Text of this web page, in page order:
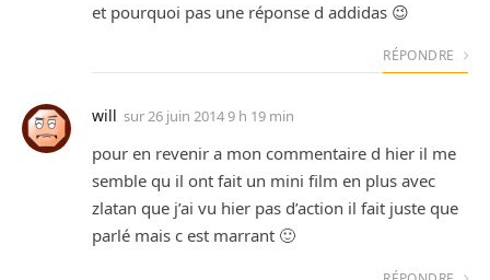
et pourquoi pas une réponse d addidas 😉
RÉPONDRE
will sur26 juin 2014 9 h 19 min
pour en revenir a mon commentaire d hier il me
semble qu il ont fait un mini film en plus avec
zlatan que j’ai vu hier pas d’action il fait juste que
parlé mais c est marrant 🙂